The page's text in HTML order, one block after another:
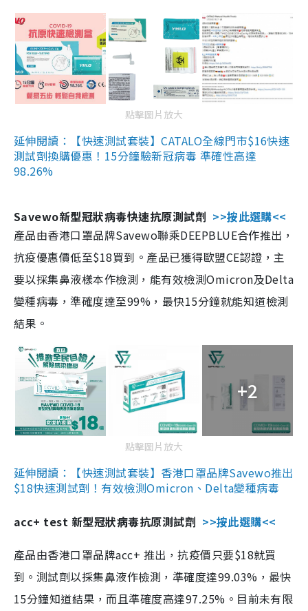
點擊圖片放大
延伸閱讀：【快速測試套裝】CATALO全線門市$16快速
測試劑換購優惠！15分鐘驗新冠病毒 準確性高達
98.26%
Savewo新型冠狀病毒快速抗原測試劑 >>按此選購<<
產品由香港口罩品牌Savewo聯乘DEEPBLUE合作推出，
抗疫優惠價低至$18買到。產品已獲得歐盟CE認證，主
要以採集鼻液樣本作檢測，能有效檢測Omicron及Delta
變種病毒，準確度達至99%，最快15分鐘就能知道檢測
結果。
+2
點擊圖片放大
延伸閱讀：【快速測試套裝】香港口罩品牌Savewo推出
$18快速測試劑！有效檢測Omicron、Delta變種病毒
acc+ test 新型冠狀病毒抗原測試劑 >>按此選購<<
產品由香港口罩品牌acc+ 推出，抗疫價只要$18就買
到。測試劑以採集鼻液作檢測，準確度達99.03%，最快
15分鐘知道結果，而且準確度高達97.25%。目前未有限